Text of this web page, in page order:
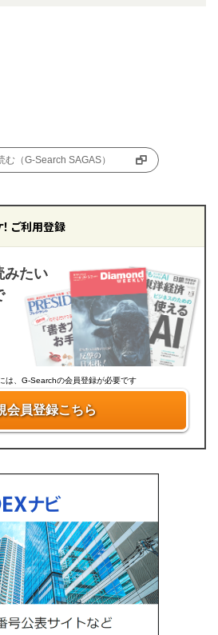
む（G-Search SAGAS）
ご利用登録
みたい
は、G-Searchの会員登録が必要です
会員登録こちら